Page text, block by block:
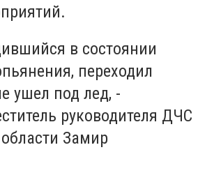
в состоянии
переходил
ушел под лед, -
руководителя ДЧС
Замир